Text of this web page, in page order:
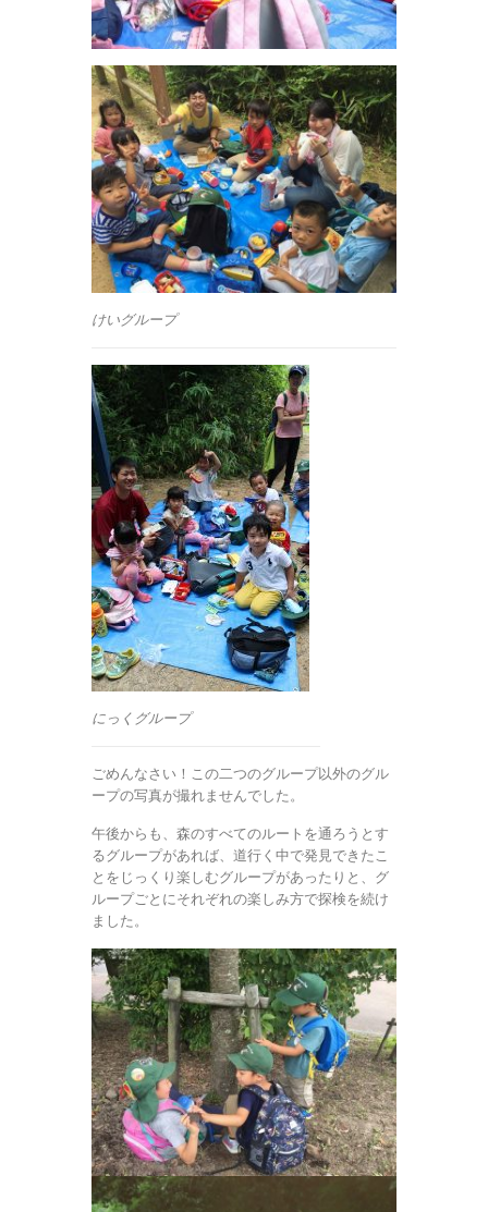
けいグループ
にっくグループ
ごめんなさい！この二つのグループ以外のグル
ープの写真が撮れませんでした。
午後からも、森のすべてのルートを通ろうとす
るグループがあれば、道行く中で発見できたこ
とをじっくり楽しむグループがあったりと、グ
ループごとにそれぞれの楽しみ方で探検を続け
ました。